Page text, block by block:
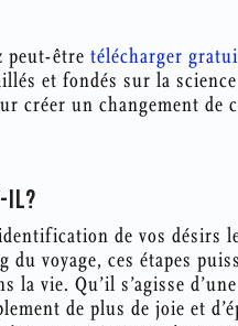
peut-être télécharger
et fondés sur la
créer un changement de
IL?
de vos désirs
voyage, ces étapes
vie. Qu’il s’agisse
de plus de joie et